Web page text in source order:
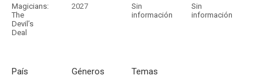
Magicians:
The
Devil’s
Deal
2027
Sin
información
Sin
información
País Géneros Temas